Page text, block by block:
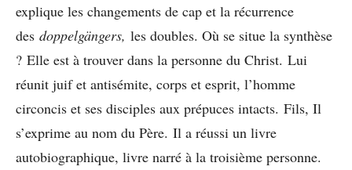
explique les changements de cap et la récurrence
des doppelgängers, les doubles. Où se situe la synthèse
? Elle est à trouver dans la personne du Christ. Lui
réunit juif et antisémite, corps et esprit, l’homme
circoncis et ses disciples aux prépuces intacts. Fils, Il
s’exprime au nom du Père. Il a réussi un livre
autobiographique, livre narré à la troisième personne.